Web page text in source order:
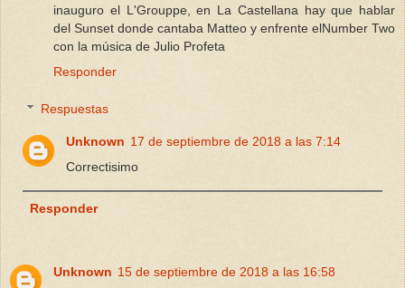
inauguro el L'Grouppe, en La Castellana hay que hablar
del Sunset donde cantaba Matteo y enfrente elNumber Two
con la música de Julio Profeta
Responder
Respuestas
Unknown 17 de septiembre de 2018 a las 7:14
Correctisimo
Responder
Unknown 15 de septiembre de 2018 a las 16:58